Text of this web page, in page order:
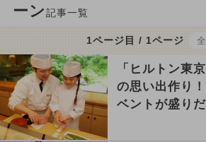
ーン記事一覧
1ページ目 / 1ページ
「ヒルトン東
の思い出作り
ベントが盛り